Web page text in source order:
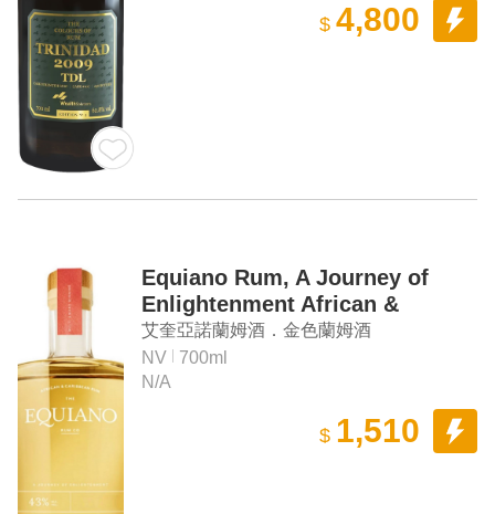
$ 4,800
Equiano Rum, A Journey of
Enlightenment African &
Caribbean Rum
艾奎亞諾蘭姆酒．金色蘭姆酒
NV
700ml
N/A
$ 1,510